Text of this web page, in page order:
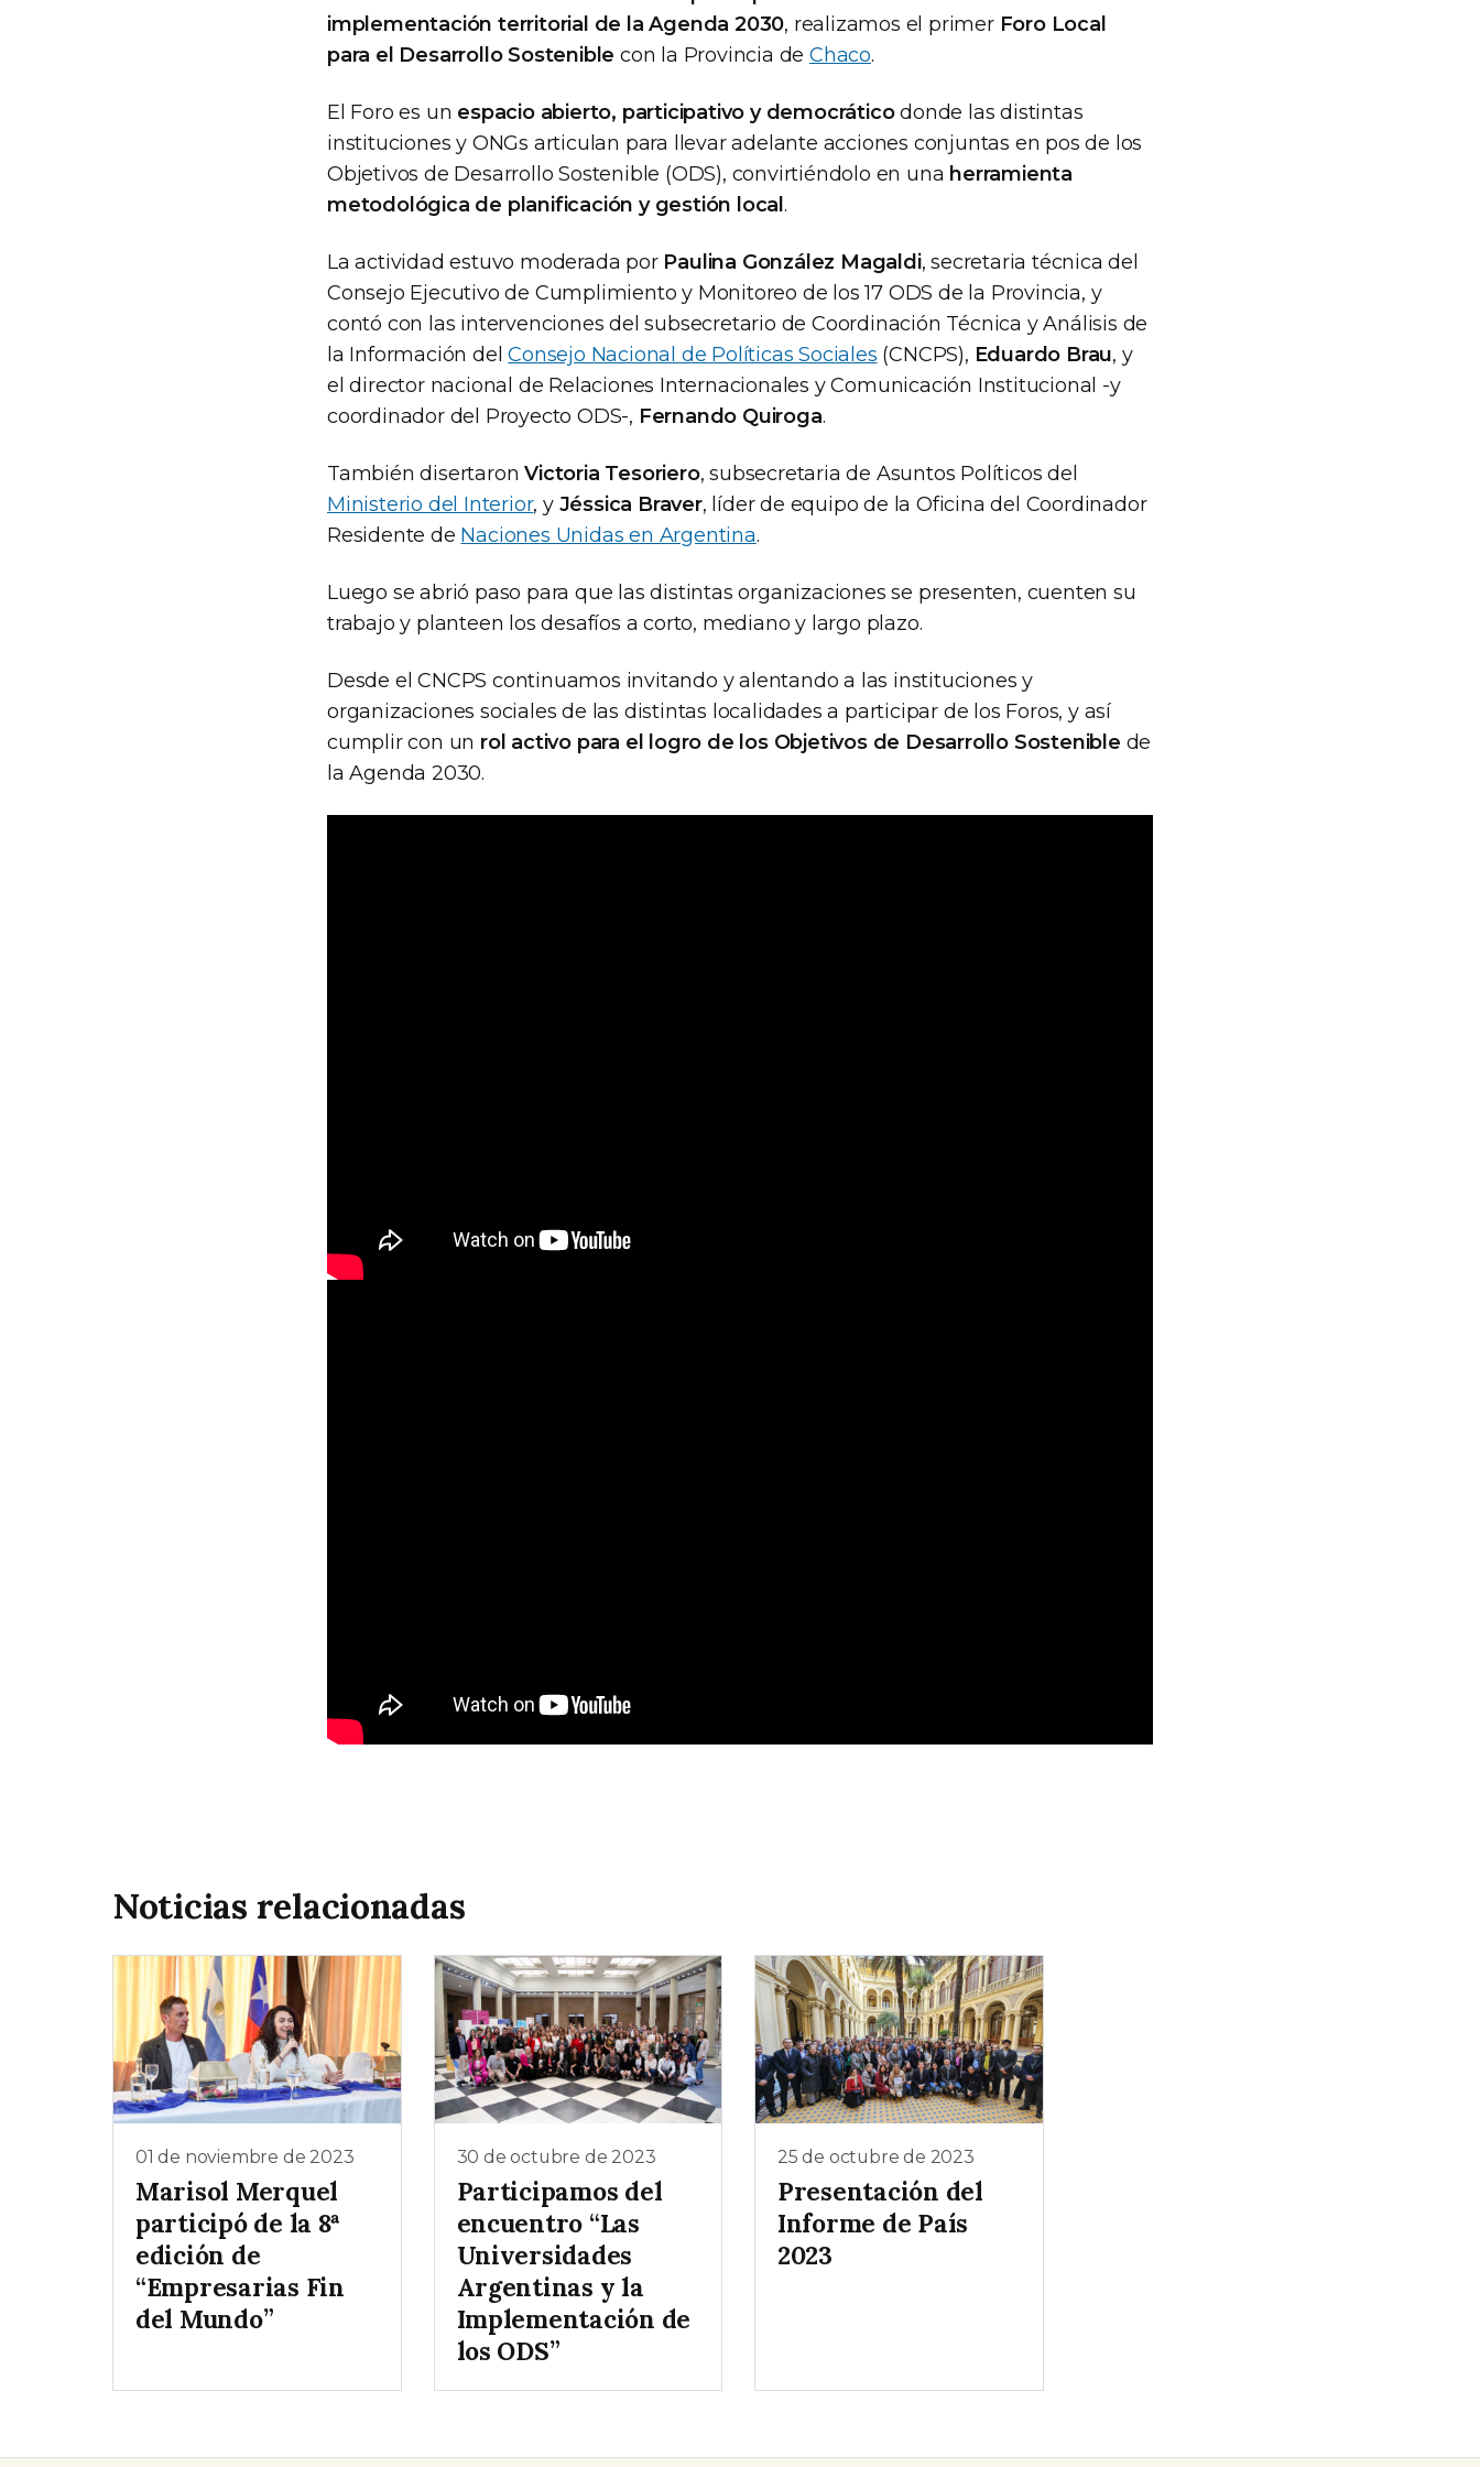
implementación territorial de la Agenda 2030, realizamos el primer Foro Local
para el Desarrollo Sostenible con la Provincia deChaco.
El Foro es un espacio abierto, participativo y democráticodonde las distintas
instituciones y ONGs articulan para llevar adelante acciones conjuntas en pos de los
Objetivos de Desarrollo Sostenible (ODS), convirtiéndolo en una herramienta
metodológica de planificación y gestión local .
La actividad estuvo moderada por Paulina González Magaldi, secretaria técnica del
Consejo Ejecutivo de Cumplimiento y Monitoreo de los 17 ODS de la Provincia, y
contó con las intervenciones del subsecretario de Coordinación Técnica y Análisis de
la Información delConsejo Nacional de Políticas Sociales (CNCPS), Eduardo Brau, y
el director nacional de Relaciones Internacionales y Comunicación Institucional -y
coordinador del Proyecto ODS-, Fernando Quiroga.
También disertaronVictoria Tesoriero, subsecretaria de Asuntos Políticos del
Ministerio del Interior, y Jéssica Braver, líder de equipo de la Oficina del Coordinador
Residente de Naciones Unidas en Argentina.
Luego se abrió paso para que las distintas organizaciones se presenten, cuenten su
trabajo y planteen los desafíos a corto, mediano y largo plazo.
Desde el CNCPS continuamos invitando y alentando a las instituciones y
organizaciones sociales de las distintas localidades a participar de los Foros, y así
cumplir con un rol activo para el logro de los Objetivos de Desarrollo Sostenible de
la Agenda 2030.
Noticias relacionadas
01 de noviembre de 2023
Marisol Merquel
participó de la 8ª
edición de
“Empresarias Fin
del Mundo”
30 de octubre de 2023
Participamos del
encuentro “Las
Universidades
Argentinas y la
Implementación de
los ODS”
25 de octubre de 2023
Presentación del
Informe de País
2023